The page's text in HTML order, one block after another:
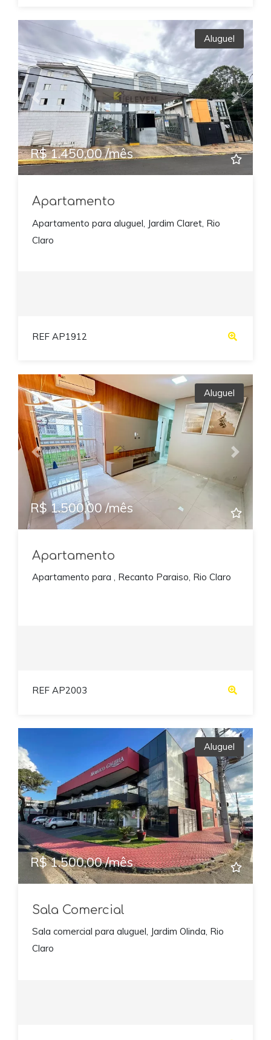
Previous Next
Aluguel
R$ 1.450,00 /mês
Apartamento
Apartamento para aluguel, Jardim Claret, Rio
Claro
REF AP1912
Previous Next
Aluguel
R$ 1.500,00 /mês
Apartamento
Apartamento para , Recanto Paraiso, Rio Claro
REF AP2003
Previous Next
Aluguel
R$ 1.500,00 /mês
Sala Comercial
Sala comercial para aluguel, Jardim Olinda, Rio
Claro